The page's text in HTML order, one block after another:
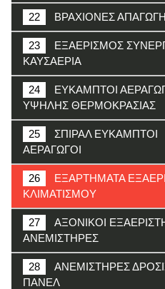
22 ΒΡΑΧΙΟΝΕΣ
23
ΕΞΑΕΡΙΣΜΟΣ
ΚΑΥΣΑΕΡΙΑ
24
ΕΥΚΑΜΠΤΟΙ
ΥΨΗΛΗΣ ΘΕΡΜΟΚΡΑΣΙΑΣ
25
ΣΠΙΡΑΛ ΕΥΚΑΜΠΤΟΙ
ΑΕΡΑΓΩΓΟΙ
26
ΕΞΑΡΤΗΜΑΤΑ
ΚΛΙΜΑΤΙΣΜΟΥ
27
ΑΞΟΝΙΚΟΙ
ΑΝΕΜΙΣΤΗΡΕΣ
28
ΑΝΕΜΙΣΤΗΡΕΣ
ΠΑΝΕΛ